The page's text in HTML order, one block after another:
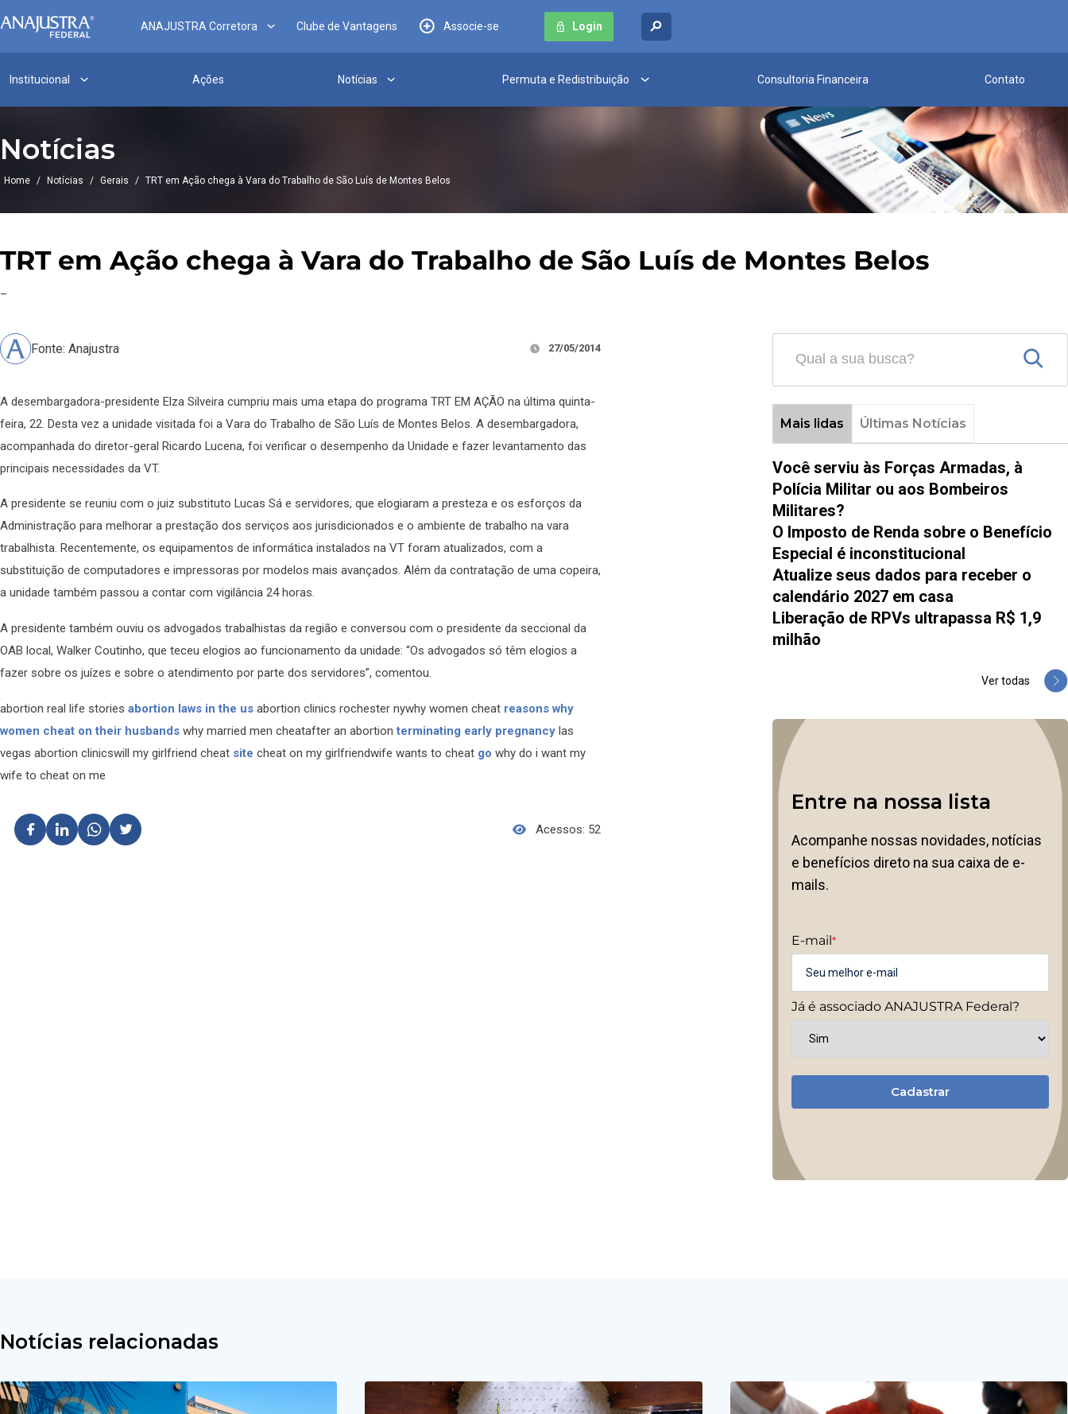
ANAJUSTRA Corretora Clube de Vantagens Associe-se Login
Institucional Ações Notícias Permuta e Redistribuição Consultoria Financeira Contato
Notícias
Home / Notícias / Gerais / TRT em Ação chega à Vara do Trabalho de São Luís de Montes Belos
TRT em Ação chega à Vara do Trabalho de São Luís de Montes Belos
–
Fonte: Anajustra 27/05/2014
A desembargadora-presidente Elza Silveira cumpriu mais uma etapa do programa TRT EM AÇÃO na última quinta-
feira, 22. Desta vez a unidade visitada foi a Vara do Trabalho de São Luís de Montes Belos. A desembargadora,
acompanhada do diretor-geral Ricardo Lucena, foi verificar o desempenho da Unidade e fazer levantamento das
principais necessidades da VT.
A presidente se reuniu com o juiz substituto Lucas Sá e servidores, que elogiaram a presteza e os esforços da
Administração para melhorar a prestação dos serviços aos jurisdicionados e o ambiente de trabalho na vara
trabalhista. Recentemente, os equipamentos de informática instalados na VT foram atualizados, com a
substituição de computadores e impressoras por modelos mais avançados. Além da contratação de uma copeira,
a unidade também passou a contar com vigilância 24 horas.
A presidente também ouviu os advogados trabalhistas da região e conversou com o presidente da seccional da
OAB local, Walker Coutinho, que teceu elogios ao funcionamento da unidade: “Os advogados só têm elogios a
fazer sobre os juízes e sobre o atendimento por parte dos servidores”, comentou.
abortion real life stories abortion laws in the us abortion clinics rochester nywhy women cheat reasons why
women cheat on their husbands why married men cheatafter an abortion terminating early pregnancy las
vegas abortion clinicswill my girlfriend cheat site cheat on my girlfriendwife wants to cheat go why do i want my
wife to cheat on me
Acessos: 52
Mais lidas Últimas Notícias
Você serviu às Forças Armadas, à
Polícia Militar ou aos Bombeiros
Militares?
O Imposto de Renda sobre o Benefício
Especial é inconstitucional
Atualize seus dados para receber o
calendário 2027 em casa
Liberação de RPVs ultrapassa R$ 1,9
milhão
Ver todas
Entre na nossa lista
Acompanhe nossas novidades, notícias
e benefícios direto na sua caixa de e-
mails.
E-mail *
Já é associado ANAJUSTRA Federal?
Cadastrar
Notícias relacionadas